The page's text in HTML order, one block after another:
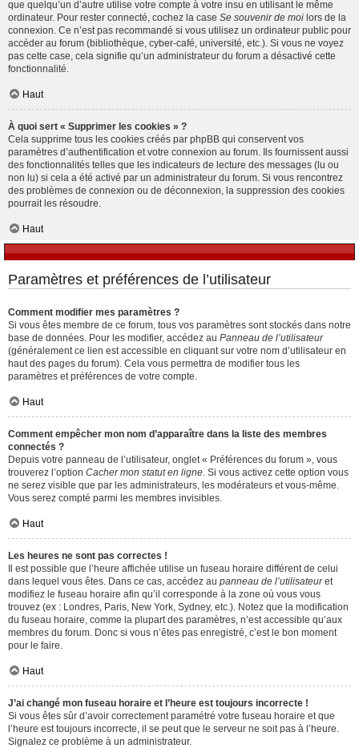
que quelqu’un d’autre utilise votre compte à votre insu en utilisant le même
ordinateur. Pour rester connecté, cochez la case Se souvenir de moi lors de la
connexion. Ce n’est pas recommandé si vous utilisez un ordinateur public pour
accéder au forum (bibliothèque, cyber-café, université, etc.). Si vous ne voyez
pas cette case, cela signifie qu’un administrateur du forum a désactivé cette
fonctionnalité.
Haut
À quoi sert « Supprimer les cookies » ?
Cela supprime tous les cookies créés par phpBB qui conservent vos
paramètres d’authentification et votre connexion au forum. Ils fournissent aussi
des fonctionnalités telles que les indicateurs de lecture des messages (lu ou
non lu) si cela a été activé par un administrateur du forum. Si vous rencontrez
des problèmes de connexion ou de déconnexion, la suppression des cookies
pourrait les résoudre.
Haut
Paramètres et préférences de l’utilisateur
Comment modifier mes paramètres ?
Si vous êtes membre de ce forum, tous vos paramètres sont stockés dans notre
base de données. Pour les modifier, accédez au Panneau de l’utilisateur
(généralement ce lien est accessible en cliquant sur votre nom d’utilisateur en
haut des pages du forum). Cela vous permettra de modifier tous les
paramètres et préférences de votre compte.
Haut
Comment empêcher mon nom d’apparaître dans la liste des membres
connectés ?
Depuis votre panneau de l’utilisateur, onglet « Préférences du forum », vous
trouverez l’option Cacher mon statut en ligne . Si vous activez cette option vous
ne serez visible que par les administrateurs, les modérateurs et vous-même.
Vous serez compté parmi les membres invisibles.
Haut
Les heures ne sont pas correctes !
Il est possible que l’heure affichée utilise un fuseau horaire différent de celui
dans lequel vous êtes. Dans ce cas, accédez au panneau de l’utilisateuret
modifiez le fuseau horaire afin qu’il corresponde à la zone où vous vous
trouvez (ex : Londres, Paris, New York, Sydney, etc.). Notez que la modification
du fuseau horaire, comme la plupart des paramètres, n’est accessible qu’aux
membres du forum. Donc si vous n’êtes pas enregistré, c’est le bon moment
pour le faire.
Haut
J’ai changé mon fuseau horaire et l’heure est toujours incorrecte !
Si vous êtes sûr d’avoir correctement paramétré votre fuseau horaire et que
l’heure est toujours incorrecte, il se peut que le serveur ne soit pas à l’heure.
Signalez ce problème à un administrateur.